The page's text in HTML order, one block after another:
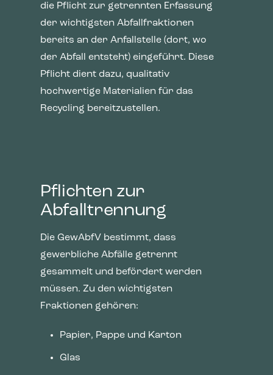
die Pflicht zur getrennten Erfassung
der wichtigsten Abfallfraktionen
bereits an der Anfallstelle (dort, wo
der Abfall entsteht) eingeführt. Diese
Pflicht dient dazu, qualitativ
hochwertige Materialien für das
Recycling bereitzustellen.
Pflichten zur
Abfalltrennung
Die GewAbfV bestimmt, dass
gewerbliche Abfälle getrennt
gesammelt und befördert werden
müssen. Zu den wichtigsten
Fraktionen gehören:
Papier, Pappe und Karton
Glas